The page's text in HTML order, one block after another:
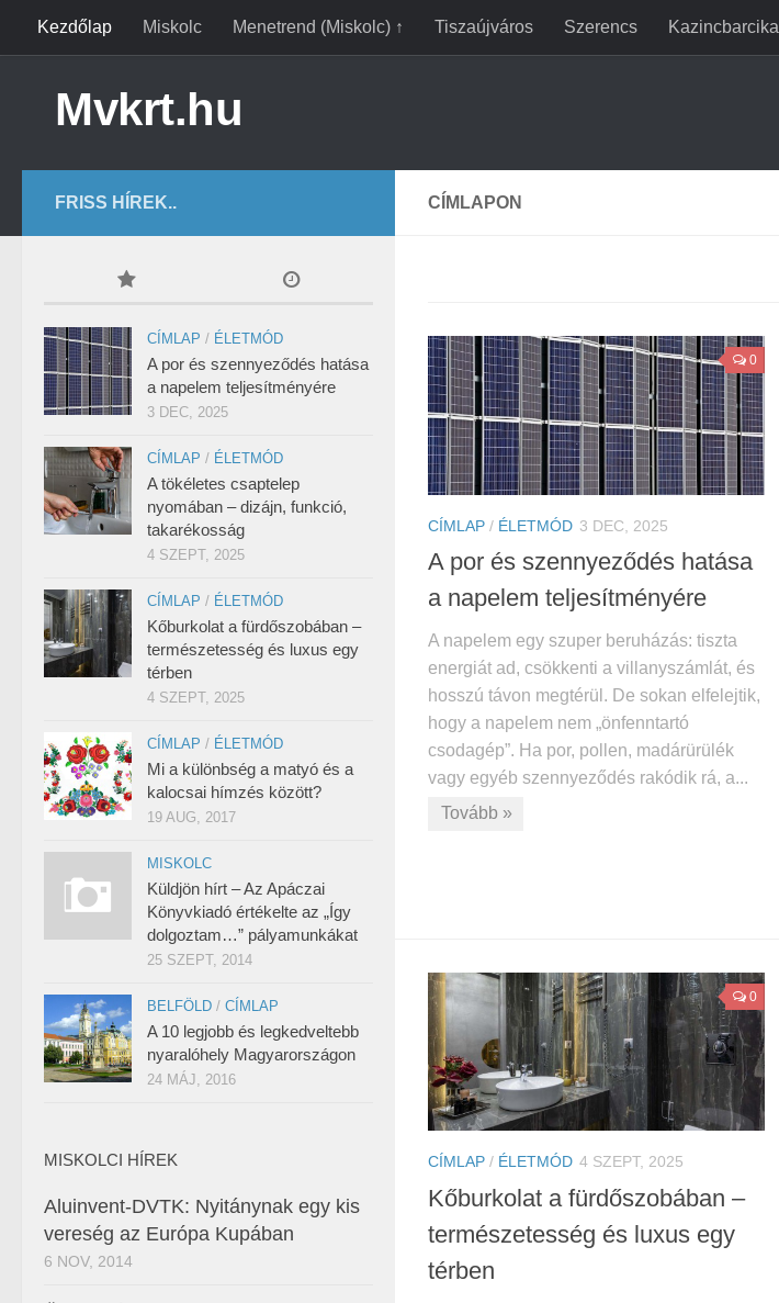
Kezdőlap Miskolc Menetrend (Miskolc) ↑ Tiszaújváros Szerencs Kazincbarcika
Mvkrt.hu
CÍMLAPON
0
CÍMLAP / ÉLETMÓD 3 DEC, 2025
A por és szennyeződés hatása
a napelem teljesítményére
A napelem egy szuper beruházás: tiszta
energiát ad, csökkenti a villanyszámlát, és
hosszú távon megtérül. De sokan elfelejtik,
hogy a napelem nem „önfenntartó
csodagép”. Ha por, pollen, madárürülék
vagy egyéb szennyeződés rakódik rá, a...
Tovább »
0
CÍMLAP / ÉLETMÓD 4 SZEPT, 2025
Kőburkolat a fürdőszobában –
természetesség és luxus egy
térben
FRISS HÍREK..
CÍMLAP / ÉLETMÓD
A por és szennyeződés hatása
a napelem teljesítményére
3 DEC, 2025
CÍMLAP / ÉLETMÓD
A tökéletes csaptelep
nyomában – dizájn, funkció,
takarékosság
4 SZEPT, 2025
CÍMLAP / ÉLETMÓD
Kőburkolat a fürdőszobában –
természetesség és luxus egy
térben
4 SZEPT, 2025
CÍMLAP / ÉLETMÓD
Mi a különbség a matyó és a
kalocsai hímzés között?
19 AUG, 2017
MISKOLC
Küldjön hírt – Az Apáczai
Könyvkiadó értékelte az „Így
dolgoztam…” pályamunkákat
25 SZEPT, 2014
BELFÖLD / CÍMLAP
A 10 legjobb és legkedveltebb
nyaralóhely Magyarországon
24 MÁJ, 2016
MISKOLCI HÍREK
Aluinvent-DVTK: Nyitánynak egy kis
vereség az Európa Kupában
6 NOV, 2014